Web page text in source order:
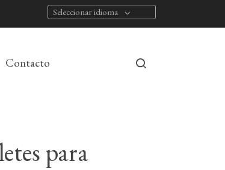
Seleccionar idioma
Contacto
para